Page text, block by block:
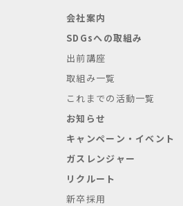
会社案内
SDGsへの取組み
出前講座
取組み一覧
これまでの活動一覧
お知らせ
キャンペーン・イベント
ガスレンジャー
リクルート
新卒採用